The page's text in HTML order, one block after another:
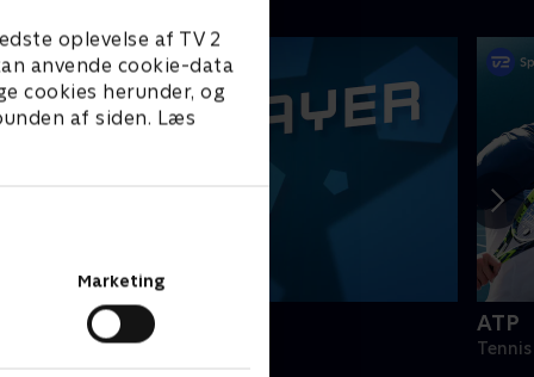
oplevelse af TV 2
anvende cookie-data
cookies herunder, og
af siden. Læs
Marketing
ATP
Tennis